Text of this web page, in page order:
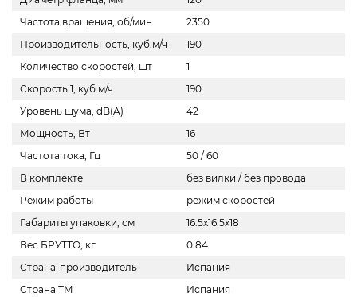
Частота вращения, об/мин
2350
Производительность, куб.м/ч
190
Количество скоростей, шт
1
Скорость 1, куб.м/ч
190
Уровень шума, dB(A)
42
Мощность, Вт
16
Частота тока, Гц
50 / 60
В комплекте
без вилки / без провода
Режим работы
режим скоростей
Габариты упаковки, см
16.5х16.5х18
Вес БРУТТО, кг
0.84
Страна-производитель
Испания
Страна ТМ
Испания